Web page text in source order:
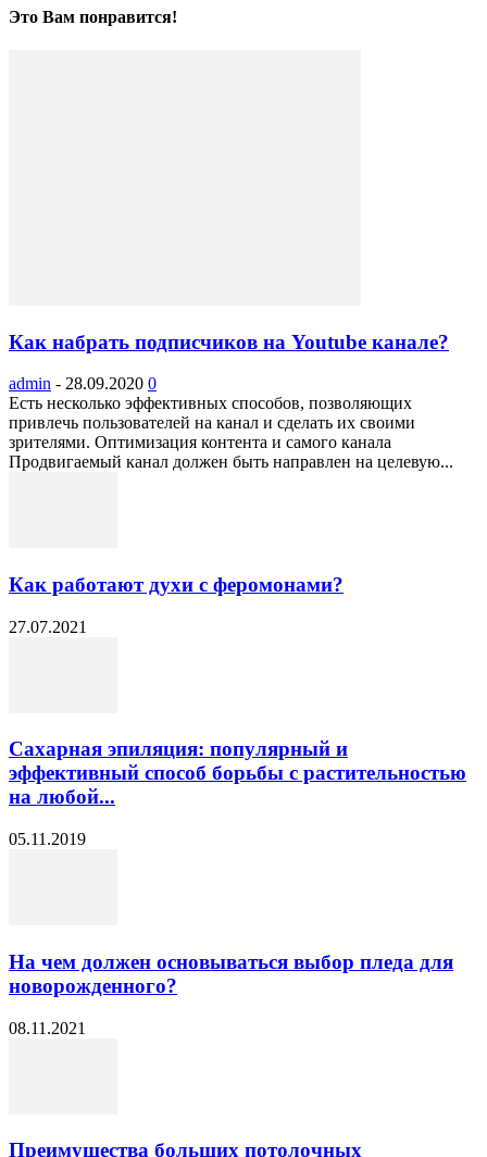
Это Вам понравится!
Как набрать подписчиков на Youtube канале?
admin - 28.09.2020 0
Есть несколько эффективных способов, позволяющих
привлечь пользователей на канал и сделать их своими
зрителями. Оптимизация контента и самого канала
Продвигаемый канал должен быть направлен на целевую...
Как работают духи с феромонами?
27.07.2021
Сахарная эпиляция: популярный и
эффективный способ борьбы с растительностью
на любой...
05.11.2019
На чем должен основываться выбор пледа для
новорожденного?
08.11.2021
Преимущества больших потолочных